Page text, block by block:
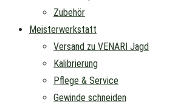
Zubehör
Meisterwerkstatt
Versand zu VENARI Jagd
Kalibrierung
Pflege & Service
Gewinde schneiden